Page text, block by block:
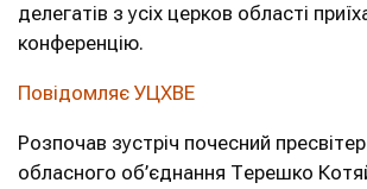
делегатів з усіх церков області
конференцію.
Повідомляє УЦХВЕ
Розпочав зустріч почесний
обласного об’єднання Терешко